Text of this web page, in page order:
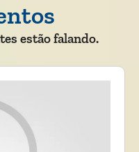
estão falando.